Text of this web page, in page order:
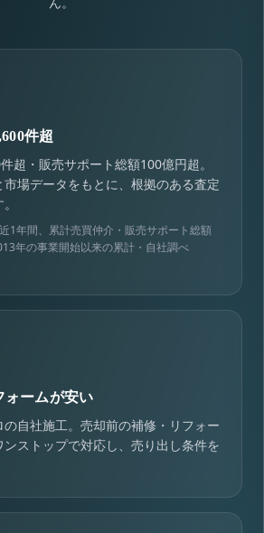
件超
超・販売サポート総額100億円超。
場データをもとに、根拠のある査定
1年間、累計売買仲介・販売サポート総額
年の事業開始以来の累計・自社調べ
ォームが安い
自社施工。売却前の補修・リフォー
ストップで対応し、売り出し条件を